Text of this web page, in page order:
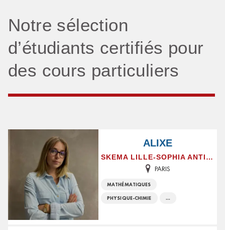
Notre sélection
d’étudiants certifiés pour
des cours particuliers
ALIXE
SKEMA LILLE-SOPHIA ANTIPOLIS
PARIS
MATHÉMATIQUES
PHYSIQUE-CHIMIE ...